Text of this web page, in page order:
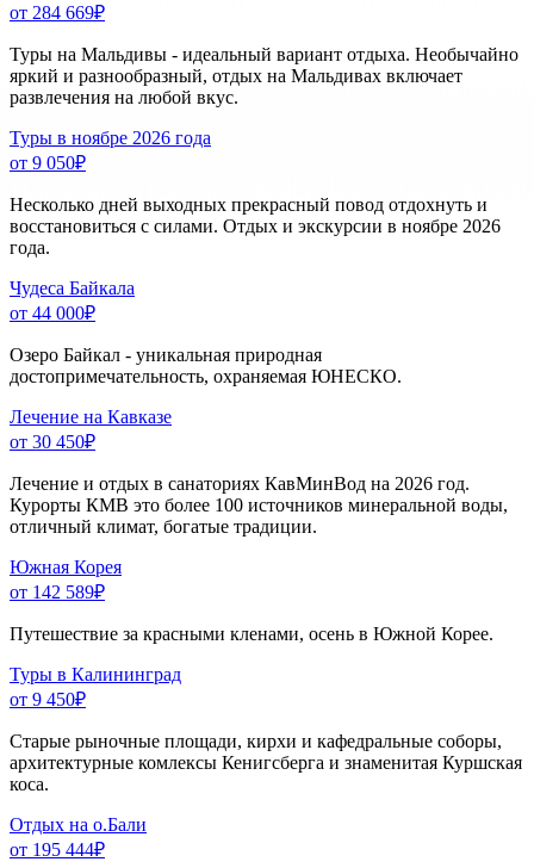
от 284 669₽
Туры на Мальдивы - идеальный вариант отдыха. Необычайно
яркий и разнообразный, отдых на Мальдивах включает
развлечения на любой вкус.
Туры в ноябре 2026 года
от 9 050₽
Несколько дней выходных прекрасный повод отдохнуть и
восстановиться с силами. Отдых и экскурсии в ноябре 2026
года.
Чудеса Байкала
от 44 000₽
Озеро Байкал - уникальная природная
достопримечательность, охраняемая ЮНЕСКО.
Лечение на Кавказе
от 30 450₽
Лечение и отдых в санаториях КавМинВод на 2026 год.
Курорты КМВ это более 100 источников минеральной воды,
отличный климат, богатые традиции.
Южная Корея
от 142 589₽
Путешествие за красными кленами, осень в Южной Корее.
Туры в Калининград
от 9 450₽
Старые рыночные площади, кирхи и кафедральные соборы,
архитектурные комлексы Кенигсберга и знаменитая Куршская
коса.
Отдых на о.Бали
от 195 444₽